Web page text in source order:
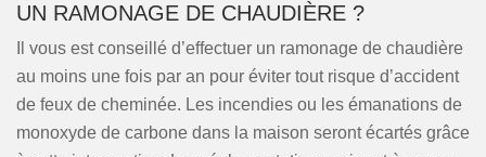
UN RAMONAGE DE CHAUDIÈRE ?
Il vous est conseillé d’effectuer un ramonage de chaudière
au moins une fois par an pour éviter tout risque d’accident
de feux de cheminée. Les incendies ou les émanations de
monoxyde de carbone dans la maison seront écartés grâce